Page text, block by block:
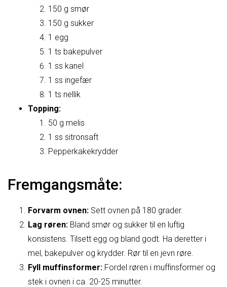
150 g smør
150 g sukker
1 egg
1 ts bakepulver
1 ss kanel
1 ss ingefær
1 ts nellik
Topping:
50 g melis
1 ss sitronsaft
Pepperkakekrydder
Fremgangsmåte:
Forvarm ovnen: Sett ovnen på 180 grader.
Lag røren: Bland smør og sukker til en luftig
konsistens. Tilsett egg og bland godt. Ha deretter i
mel, bakepulver og krydder. Rør til en jevn røre.
Fyll muffinsformer: Fordel røren i muffinsformer og
stek i ovnen i ca. 20-25 minutter.